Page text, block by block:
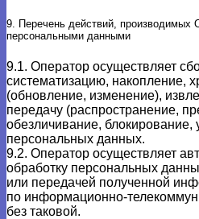
9. Перечень действий, производимых
персональными данными
9.1. Оператор осуществляет
систематизацию, накопление,
(обновление, изменение),
передачу (распространение,
обезличивание, блокирование,
персональных данных.
9.2. Оператор осуществляет
обработку персональных
или передачей полученной
по информационно-
без таковой.